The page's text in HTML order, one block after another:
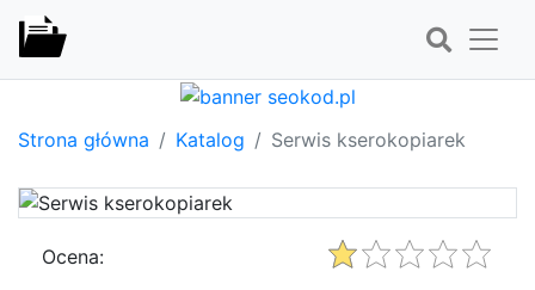
Strona główna Katalog Serwis kserokopiarek
Ocena: